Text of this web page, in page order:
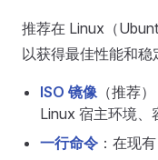
推荐在 Linux（
以获得最佳性能和稳
ISO 镜像（推荐
Linux 宿主环境、
一行命令 ：在现